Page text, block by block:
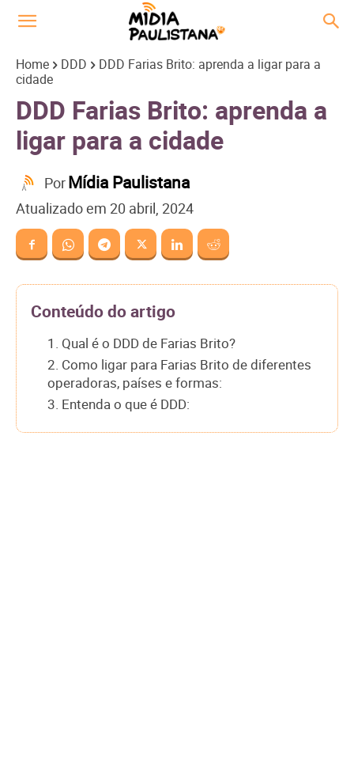
Home DDD
DDD Farias Brito: aprenda a ligar para a
cidade
DDD Farias Brito: aprenda a
ligar para a cidade
PorMídia Paulistana
Atualizado em 20 abril, 2024
Conteúdo do artigo
1. Qual é o DDD de Farias Brito?
2. Como ligar para Farias Brito de diferentes
operadoras, países e formas:
3. Entenda o que é DDD: